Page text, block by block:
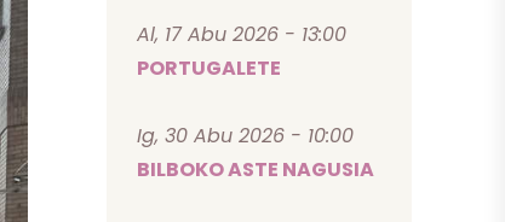
Al, 17 Abu 2026 - 13:00
PORTUGALETE
Ig, 30 Abu 2026 - 10:00
BILBOKO ASTE NAGUSIA